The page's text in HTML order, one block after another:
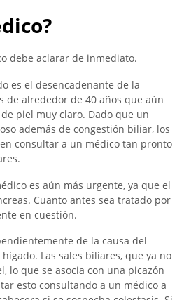
debe aclarar de inmediato.
es el desencadenante de la
de alrededor de 40 años que aún
piel muy claro. Dado que un
además de congestión biliar, los
consultar a un médico tan pronto
es aún más urgente, ya que el
Cuanto antes sea tratado por
en cuestión.
de la causa del
Las sales biliares, que ya no
lo que se asocia con una picazón
esto consultando a un médico a